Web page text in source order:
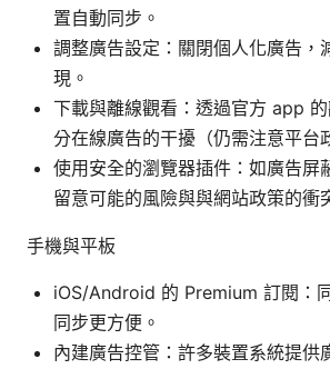
置自動同步。
調整廣告設定：關閉個人化廣告，
現。
下載與離線觀看：透過官方 app
分在線廣告的干擾（仍需注意平台
使用安全的瀏覽器插件：如廣告屏
留意可能的風險與與網站政策的衝
手機與平板
iOS/Android 的 Premium 訂閱：
同步更方便。
內建廣告控管：許多裝置系統提供